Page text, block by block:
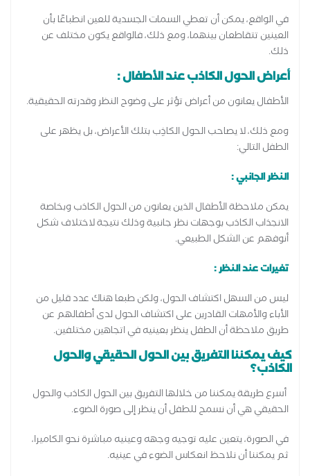
في الواقع، يمكن أن تعطي السمات الجسدية للعين انطباعًا بأن
العينين تتقاطعان بينهما، ومع ذلك، فالواقع يكون مختلف عن
ذلك.
أعراض الحول الكاذب عند الأطفال :
الأطفال يعانون من أعراض تؤثر على وضوح النظر وقدرته الحقيقية.
ومع ذلك، لا يصاحب الحول الكاذِب بتلك الأعراض، بل يظهر على
الطفل التالي:
النظر الجانبي :
يمكن ملاحظة الأطفال الذين يعانون من الحول الكاذب وبخاصة
الانجذاب الكاذب بوجهات نظر جانبية وذلك نتيجة لاختلاف شكل
أنوفهم عن الشكل الطبيعي.
تغيرات عند النظر :
ليس من السهل اكتشاف الحول، ولكن طبعا هناك عدد قليل من
الأباء والأمهات القادرين على اكتشاف الحول لدى أطفالهم عن
طريق ملاحظة أن الطفل ينظر بعينيه في اتجاهين مختلفين.
كيف يمكننا التفريق بين الحول الحقيقي والحول
الكاذب؟
أسرع طريقة يمكننا من خلالها التفريق بين الحول الكاذب والحول
الحقيقي هي أن نسمح للطفل أن ينظر إلى صورة الضوء.
في الصورة، يتعين عليه توجيه وجهه وعينيه مباشرة نحو الكاميرا،
ثم يمكننا أن نلاحظ انعكاس الضوء في عينيه.